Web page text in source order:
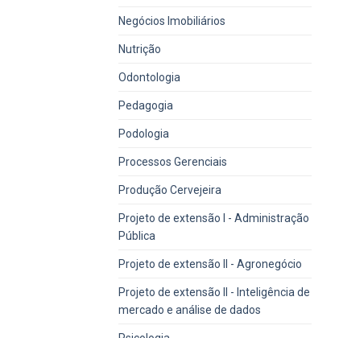
Negócios Imobiliários
Nutrição
Odontologia
Pedagogia
Podologia
Processos Gerenciais
Produção Cervejeira
Projeto de extensão I - Administração
Pública
Projeto de extensão II - Agronegócio
Projeto de extensão II - Inteligência de
mercado e análise de dados